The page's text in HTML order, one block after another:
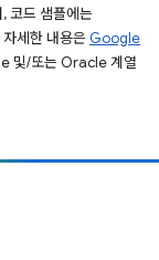
코드 샘플에는
세한 내용은 Google
및/또는 Oracle 계열